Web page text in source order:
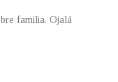
familia. Ojalá